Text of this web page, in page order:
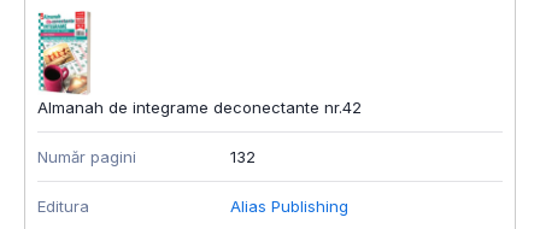
Almanah de integrame deconectante nr.42
Număr pagini 132
Editura Alias Publishing